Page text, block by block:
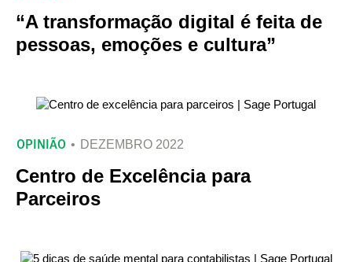
“A transformação digital é feita de
pessoas, emoções e cultura”
OPINIÃO DEZEMBRO 2022
Centro de Excelência para
Parceiros